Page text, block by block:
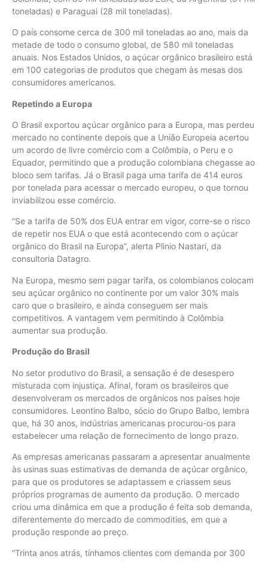
toneladas) e Paraguai (28 mil toneladas).
O país consome cerca de 300 mil toneladas ao ano, mais da
metade de todo o consumo global, de 580 mil toneladas
anuais. Nos Estados Unidos, o açúcar orgânico brasileiro está
em 100 categorias de produtos que chegam às mesas dos
consumidores americanos.
Repetindo a Europa
O Brasil exportou açúcar orgânico para a Europa, mas perdeu
mercado no continente depois que a União Europeia acertou
um acordo de livre comércio com a Colômbia, o Peru e o
Equador, permitindo que a produção colombiana chegasse ao
bloco sem tarifas. Já o Brasil paga uma tarifa de 414 euros
por tonelada para acessar o mercado europeu, o que tornou
inviabilizou esse comércio.
“Se a tarifa de 50% dos EUA entrar em vigor, corre-se o risco
de repetir nos EUA o que está acontecendo com o açúcar
orgânico do Brasil na Europa”, alerta Plinio Nastari, da
consultoria Datagro.
Na Europa, mesmo sem pagar tarifa, os colombianos colocam
seu açúcar orgânico no continente por um valor 30% mais
caro que o brasileiro, e ainda conseguem ser mais
competitivos. A vantagem vem permitindo à Colômbia
aumentar sua produção.
Produção do Brasil
No setor produtivo do Brasil, a sensação é de desespero
misturada com injustiça. Afinal, foram os brasileiros que
desenvolveram os mercados de orgânicos nos países hoje
consumidores. Leontino Balbo, sócio do Grupo Balbo, lembra
que, há 30 anos, indústrias americanas procurou-os para
estabelecer uma relação de fornecimento de longo prazo.
As empresas americanas passaram a apresentar anualmente
às usinas suas estimativas de demanda de açúcar orgânico,
para que os produtores se adaptassem e criassem seus
próprios programas de aumento da produção. O mercado
criou uma dinâmica em que a produção é feita sob demanda,
diferentemente do mercado de commodities, em que a
produção responde ao preço.
“Trinta anos atrás, tínhamos clientes com demanda por 300